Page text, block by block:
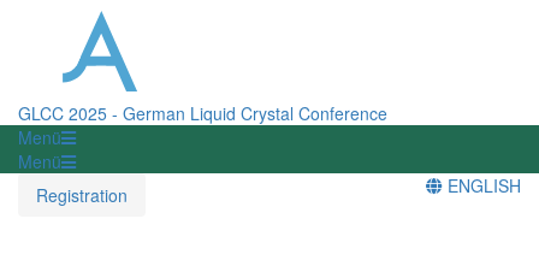
GLCC 2025 - German Liquid Crystal Conference
Menü
Menü
Registration
ENGLISH